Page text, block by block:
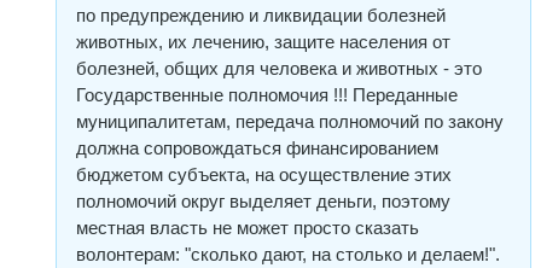
по предупреждению и ликвидации болезней
животных, их лечению, защите населения от
болезней, общих для человека и животных - это
Государственные полномочия !!! Переданные
муниципалитетам, передача полномочий по закону
должна сопровождаться финансированием
бюджетом субъекта, на осуществление этих
полномочий округ выделяет деньги, поэтому
местная власть не может просто сказать
волонтерам: "сколько дают, на столько и делаем!".